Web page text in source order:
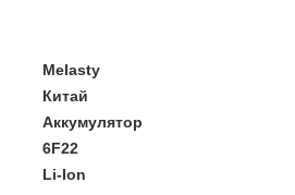
Melasty
Китай
Аккумулятор
6F22
Li-Ion